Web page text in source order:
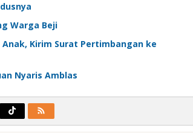
Warga Beji
Anak, Kirim Surat Pertimbangan ke
Nyaris Amblas